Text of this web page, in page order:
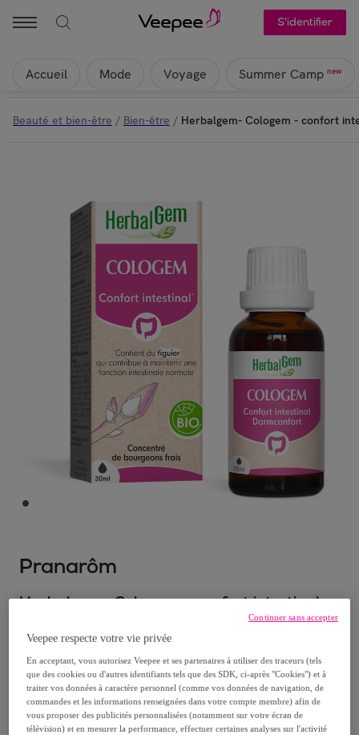
S'identifier
Accueil Mode Voyage Summer Camp new
Beauté et bien-être / Bien-être / Herbalgem- Cologem - confort
Pranarôm
Herbalgem- Cologem - confort intestinal -
Modèle : Herbalgem- Cologem - confort
intestinal - Bio - 30 ml
19,90 €
Veepee respecte votre vie privée
En acceptant, vous autorisez Veepee et ses partenaires à utiliser des traceurs (tels
que des cookies ou d'autres identifiants tels que des SDK, ci-après "Cookies") et à
traiter vos données à caractère personnel (comme vos données de navigation, de
commandes et les informations renseignées dans votre compte membre) afin de
vous proposer des publicités personnalisées (notamment sur votre écran de
télévision) et en mesurer la performance, effectuer certaines analyses sur l'activité
Continuer sans accepter